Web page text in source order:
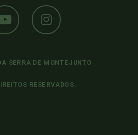
SERRA DE MONTEJUNTO
RESERVADOS.